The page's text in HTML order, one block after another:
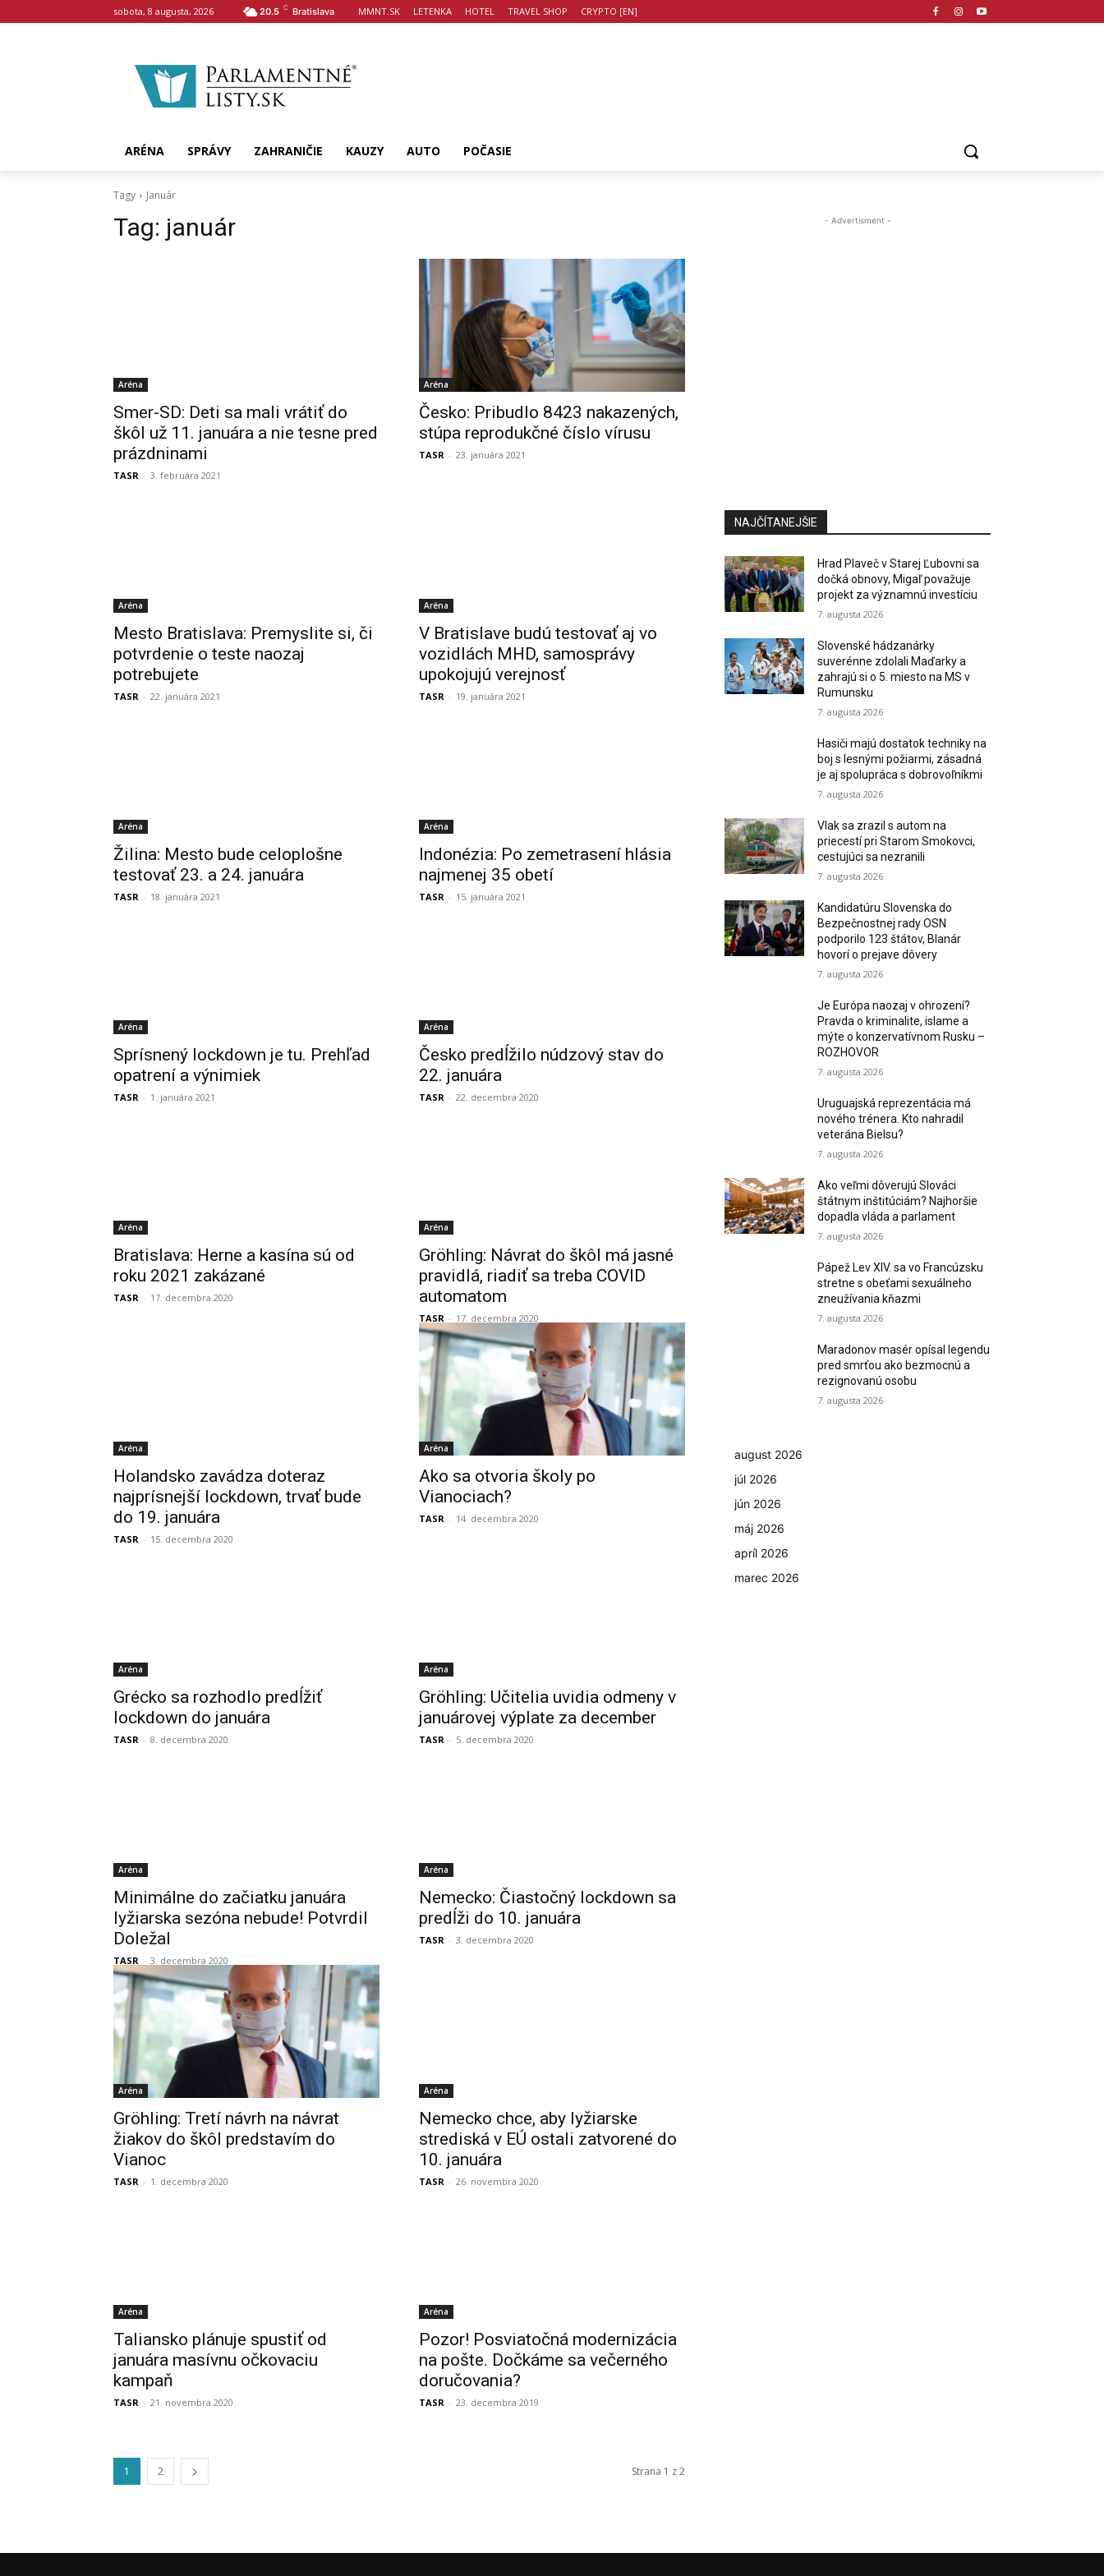
sobota, 8 augusta, 2026 20.5 C Bratislava MMNT.SK LETENKA HOTEL TRAVEL SHOP CRYPTO [EN]
ARÉNA SPRÁVY ZAHRANIČIE KAUZY AUTO POČASIE
Tagy Január
Tag: január
Aréna
Smer-SD: Deti sa mali vrátiť do
škôl už 11. januára a nie tesne pred
prázdninami
TASR - 3. februára 2021
Aréna
Česko: Pribudlo 8423 nakazených,
stúpa reprodukčné číslo vírusu
TASR - 23. januára 2021
Aréna
Mesto Bratislava: Premyslite si, či
potvrdenie o teste naozaj
potrebujete
TASR - 22. januára 2021
Aréna
V Bratislave budú testovať aj vo
vozidlách MHD, samosprávy
upokojujú verejnosť
TASR - 19. januára 2021
Aréna
Žilina: Mesto bude celoplošne
testovať 23. a 24. januára
TASR - 18. januára 2021
Aréna
Indonézia: Po zemetrasení hlásia
najmenej 35 obetí
TASR - 15. januára 2021
Aréna
Sprísnený lockdown je tu. Prehľad
opatrení a výnimiek
TASR - 1. januára 2021
Aréna
Česko predĺžilo núdzový stav do
22. januára
TASR - 22. decembra 2020
Aréna
Bratislava: Herne a kasína sú od
roku 2021 zakázané
TASR - 17. decembra 2020
Aréna
Gröhling: Návrat do škôl má jasné
pravidlá, riadiť sa treba COVID
automatom
TASR - 17. decembra 2020
Aréna
Holandsko zavádza doteraz
najprísnejší lockdown, trvať bude
do 19. januára
TASR - 15. decembra 2020
Aréna
Ako sa otvoria školy po
Vianociach?
TASR - 14. decembra 2020
Aréna
Grécko sa rozhodlo predĺžiť
lockdown do januára
TASR - 8. decembra 2020
Aréna
Gröhling: Učitelia uvidia odmeny v
januárovej výplate za december
TASR - 5. decembra 2020
Aréna
Minimálne do začiatku januára
lyžiarska sezóna nebude! Potvrdil
Doležal
TASR - 3. decembra 2020
Aréna
Nemecko: Čiastočný lockdown sa
predĺži do 10. januára
TASR - 3. decembra 2020
Aréna
Gröhling: Tretí návrh na návrat
žiakov do škôl predstavím do
Vianoc
TASR - 1. decembra 2020
Aréna
Nemecko chce, aby lyžiarske
strediská v EÚ ostali zatvorené do
10. januára
TASR - 26. novembra 2020
Aréna
Taliansko plánuje spustiť od
januára masívnu očkovaciu
kampaň
TASR - 21. novembra 2020
Aréna
Pozor! Posviatočná modernizácia
na pošte. Dočkáme sa večerného
doručovania?
TASR - 23. decembra 2019
1 2 Strana 1 z 2
- Advertisment -
NAJČÍTANEJŠIE
Hrad Plaveč v Starej Ľubovni sa
dočká obnovy, Migaľ považuje
projekt za významnú investíciu
7. augusta 2026
Slovenské hádzanárky
suverénne zdolali Maďarky a
zahrajú si o 5. miesto na MS v
Rumunsku
7. augusta 2026
Hasiči majú dostatok techniky na
boj s lesnými požiarmi, zásadná
je aj spolupráca s dobrovoľníkmi
7. augusta 2026
Vlak sa zrazil s autom na
priecestí pri Starom Smokovci,
cestujúci sa nezranili
7. augusta 2026
Kandidatúru Slovenska do
Bezpečnostnej rady OSN
podporilo 123 štátov, Blanár
hovorí o prejave dôvery
7. augusta 2026
Je Európa naozaj v ohrození?
Pravda o kriminalite, islame a
mýte o konzervatívnom Rusku –
ROZHOVOR
7. augusta 2026
Uruguajská reprezentácia má
nového trénera. Kto nahradil
veterána Bielsu?
7. augusta 2026
Ako veľmi dôverujú Slováci
štátnym inštitúciám? Najhoršie
dopadla vláda a parlament
7. augusta 2026
Pápež Lev XIV. sa vo Francúzsku
stretne s obeťami sexuálneho
zneužívania kňazmi
7. augusta 2026
Maradonov masér opísal legendu
pred smrťou ako bezmocnú a
rezignovanú osobu
7. augusta 2026
august 2026
júl 2026
jún 2026
máj 2026
apríl 2026
marec 2026